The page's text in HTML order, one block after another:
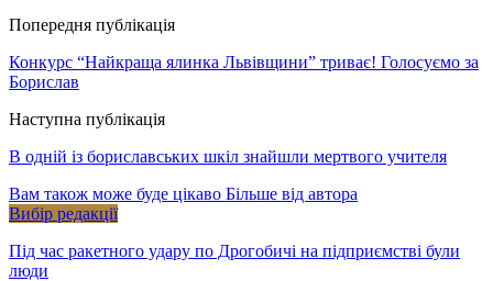
Попередня публікація
Конкурс “Найкраща ялинка Львівщини” триває! Голосуємо за
Борислав
Наступна публікація
В одній із бориславських шкіл знайшли мертвого учителя
Вам також може буде цікаво Більше від автора
Вибір редакції
Під час ракетного удару по Дрогобичі на підприємстві були
люди